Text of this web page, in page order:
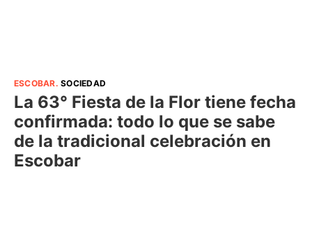
ESCOBAR.SOCIEDAD
La 63° Fiesta de la Flor tiene fecha
confirmada: todo lo que se sabe
de la tradicional celebración en
Escobar